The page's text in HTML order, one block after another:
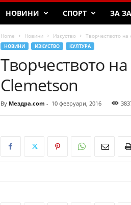
НОВИНИ СПОРТ ЗА
Home Новини Изкуство Творчеството
НОВИНИ ИЗКУСТВО КУЛТУРА
Творчеството
Clemetson
By Мездра.com - 10 февруари, 2016